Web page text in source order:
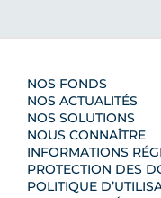
NOS FONDS
NOS ACTUALITÉS
NOS SOLUTIONS
NOUS CONNAÎTRE
INFORMATIONS
PROTECTION DES
POLITIQUE